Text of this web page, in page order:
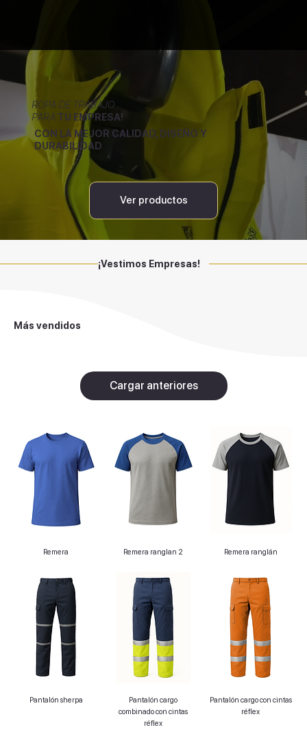
ROPA DE TRABAJO
PARA TU EMPRESA!
CON LA MEJOR CALIDAD, DISEÑO Y
DURABILIDAD
Ver productos
¡Vestimos Empresas!
Cargar anteriores
Remera Remera ranglan 2 Remera ranglán
Pantalón sherpa
Pantalón cargo
combinado con cintas
réflex
Pantalón cargo con cintas
réflex
Más vendidos